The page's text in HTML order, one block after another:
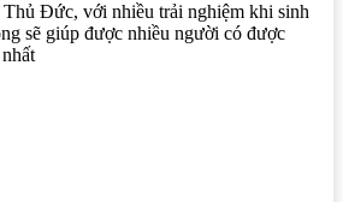
Đức, với nhiều trải nghiệm khi sinh
sẽ giúp được nhiều người có được